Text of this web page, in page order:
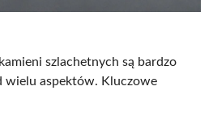
szlachetnych są bardzo
wielu aspektów. Kluczowe